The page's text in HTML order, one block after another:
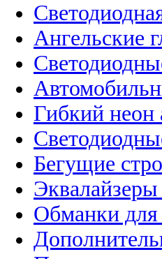
Ангельские
Гибкий неон
Бегущие
Обманки для